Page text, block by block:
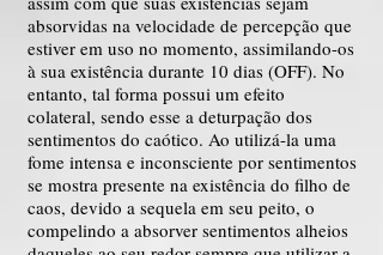
absorvidas na velocidade de percepção que
estiver em uso no momento, assimilando-os
à sua existência durante 10 dias (OFF). No
entanto, tal forma possui um efeito
colateral, sendo esse a deturpação dos
sentimentos do caótico. Ao utilizá-la uma
fome intensa e inconsciente por sentimentos
se mostra presente na existência do filho de
caos, devido a sequela em seu peito, o
compelindo a absorver sentimentos alheios